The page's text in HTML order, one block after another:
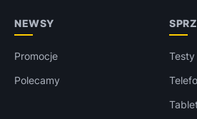
NEWSY
Promocje
Polecamy
Testy